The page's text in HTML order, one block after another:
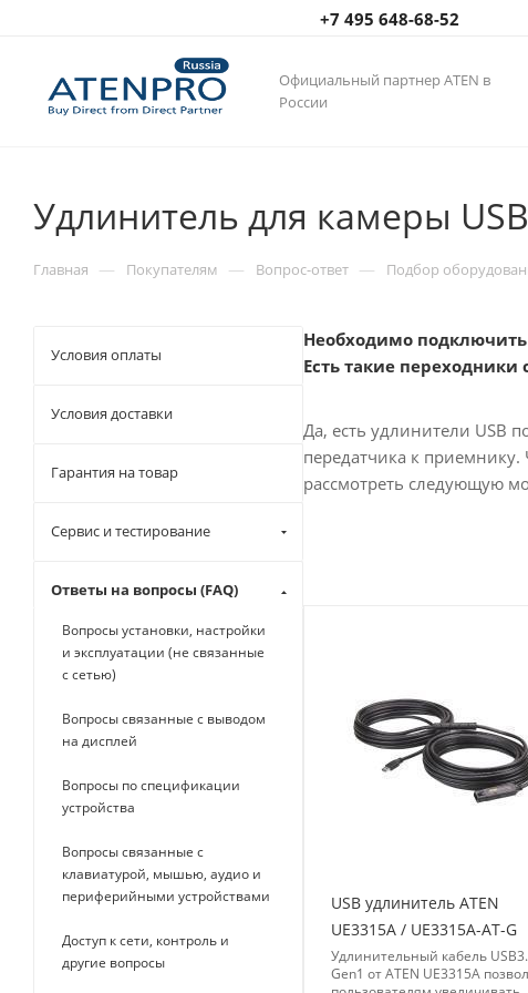
+7 495 648-68-52
Официальный партнер ATEN в
России
Удлинитель для камеры USB
Главная — Покупателям — Вопрос-ответ — Подбор
Необходимо подключить
Есть такие переходники
Да, есть удлинители USB
передатчика к
рассмотреть следующую
USB удлинитель ATEN
UE3315A / UE3315A-AT-G
Удлинительный кабель
Gen1 от ATEN UE3315A
Условия оплаты
Условия доставки
Гарантия на товар
Сервис и тестирование
Ответы на вопросы (FAQ)
Вопросы установки, настройки
и эксплуатации (не связанные
с сетью)
Вопросы связанные с выводом
на дисплей
Вопросы по спецификации
устройства
Вопросы связанные с
клавиатурой, мышью, аудио и
периферийными устройствами
Доступ к сети, контроль и
другие вопросы